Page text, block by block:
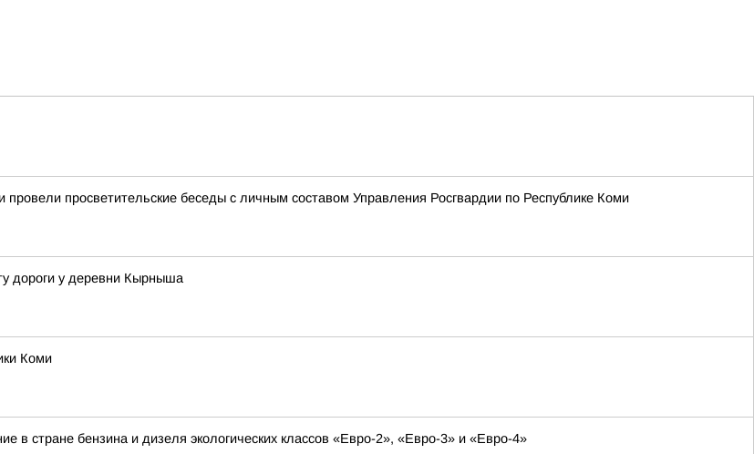
просветительские беседы с личным составом Управления Росгвардии по Республике Коми
дороги у деревни Кырныша
Коми
в стране бензина и дизеля экологических классов «Евро-2», «Евро-3» и «Евро-4»